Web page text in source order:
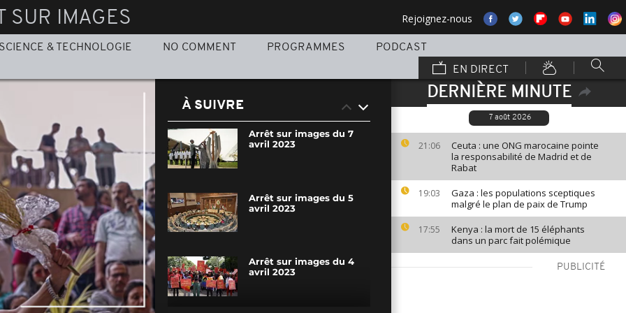
SUR IMAGES Rejoignez-nous
SCIENCE & TECHNOLOGIE NO COMMENT PROGRAMMES
PODCAST
EN DIRECT
DERNIÈRE MINUTE
7 août 2026
21:06
Ceuta : une ONG marocaine pointe
la responsabilité de Madrid et de
Rabat
19:03
Gaza : les populations sceptiques
malgré le plan de paix de Trump
17:55
Kenya : la mort de 15 éléphants
dans un parc fait polémique
PUBLICITÉ
À SUIVRE
Arrêt sur images du 7
avril 2023
Arrêt sur images du 5
avril 2023
Arrêt sur images du 4
avril 2023